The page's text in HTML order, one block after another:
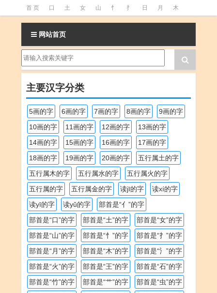
首 页 口 土 女 山 忄 扌 日 月 木
氵 火 王 石 竹 糹 艹 虫 言 足
阝 魚
网站首页
主要汉字分类
5画的字 6画的字 7画的字 8画的字
9画的字
10画的字
11画的字 12画的字
13画的字
14画的字
15画的字 16画的字
17画的字
18画的字
19画的字 20画的字
五行属土的字
五行属木的字
五行属水的字
五行属火的字
五行属的字
五行属金的字 读jī的字
读xí的字
读yī的字
读yǔ的字
部首是“亻”的字
部首是“口”的字
部首是“土”的字
部首是“女”的字
部首是“山”的字
部首是“忄”的字
部首是“扌”的字
部首是“月”的字
部首是“木”的字
部首是“氵”的字
部首是“火”的字
部首是“王”的字
部首是“石”的字
部首是“竹”的字
部首是“艹”的字
部首是“虫”的字